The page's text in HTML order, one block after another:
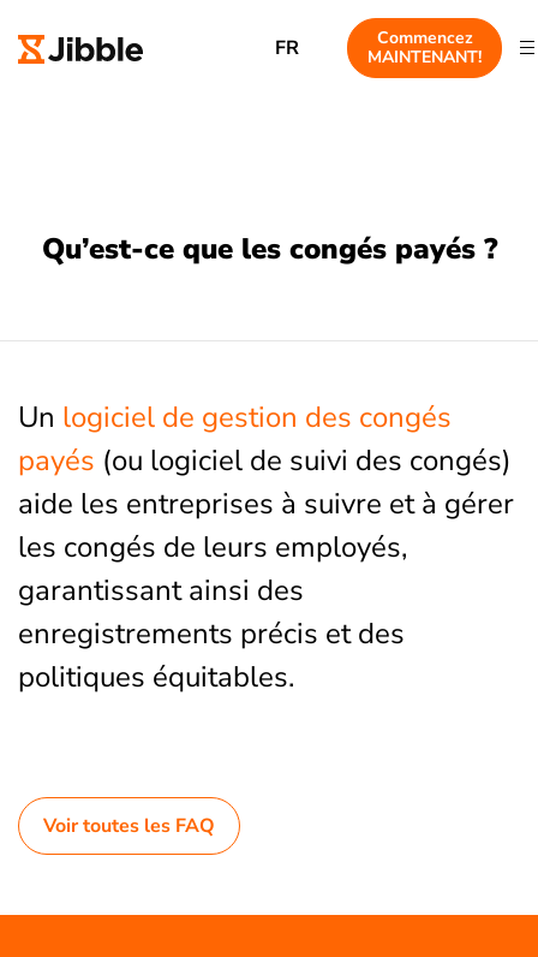
FR
Commencez
MAINTENANT!
Qu’est-ce que les congés payés ?
Un logiciel de gestion des congés
payés (ou logiciel de suivi des congés)
aide les entreprises à suivre et à gérer
les congés de leurs employés,
garantissant ainsi des
enregistrements précis et des
politiques équitables.
Voir toutes les FAQ